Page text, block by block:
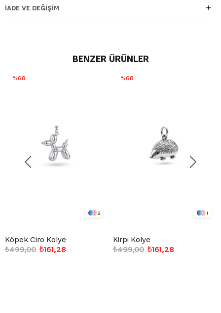
İADE VE DEĞIŞIM
BENZER ÜRÜNLER
2
Köpek Ciro Kolye
₺161,28
₺499,00
%68
1
Kirpi Kolye
₺161,28
₺499,00
%68